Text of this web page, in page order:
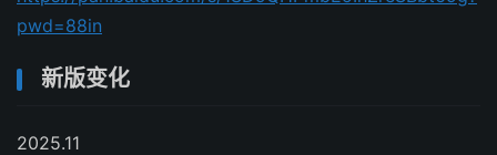
pwd=88in
新版变化
2025.11